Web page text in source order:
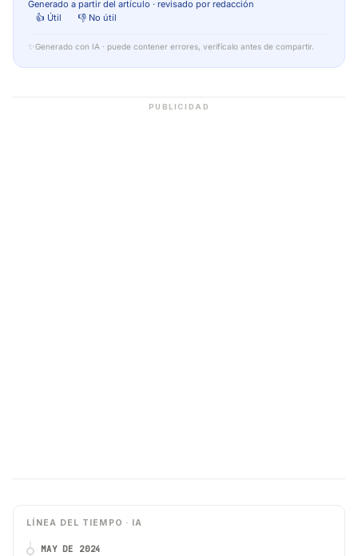
Generado a partir del artículo · revisado por redacción
👍 Útil
👎 No útil
✨ Generado con IA · puede contener errores, verifícalo antes de compartir.
PUBLICIDAD
LÍNEA DEL TIEMPO · IA
MAY DE 2024